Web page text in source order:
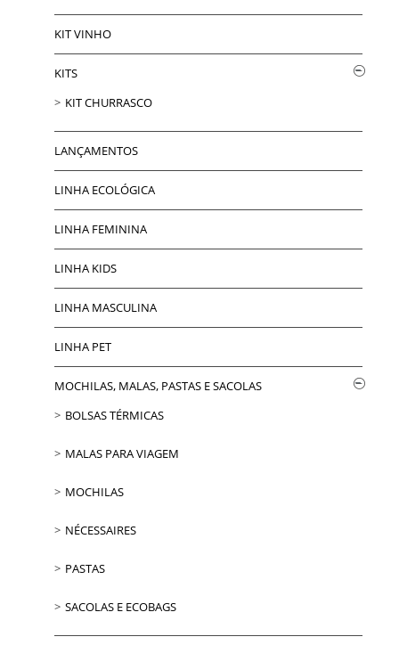
KIT VINHO
KITS
KIT CHURRASCO
LANÇAMENTOS
LINHA ECOLÓGICA
LINHA FEMININA
LINHA KIDS
LINHA MASCULINA
LINHA PET
MOCHILAS, MALAS, PASTAS E SACOLAS
BOLSAS TÉRMICAS
MALAS PARA VIAGEM
MOCHILAS
NÉCESSAIRES
PASTAS
SACOLAS E ECOBAGS